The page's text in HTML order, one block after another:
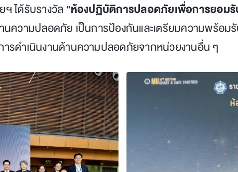
ได้รับรางวัล"ห้องปฏิบัติการปลอดภัยเพื่อการยอมรั
นความปลอดภัย เป็นการป้องกันและเตรียมความพร้
รดำเนินงานด้านความปลอดภัยจากหน่วยงานอื่น ๆ